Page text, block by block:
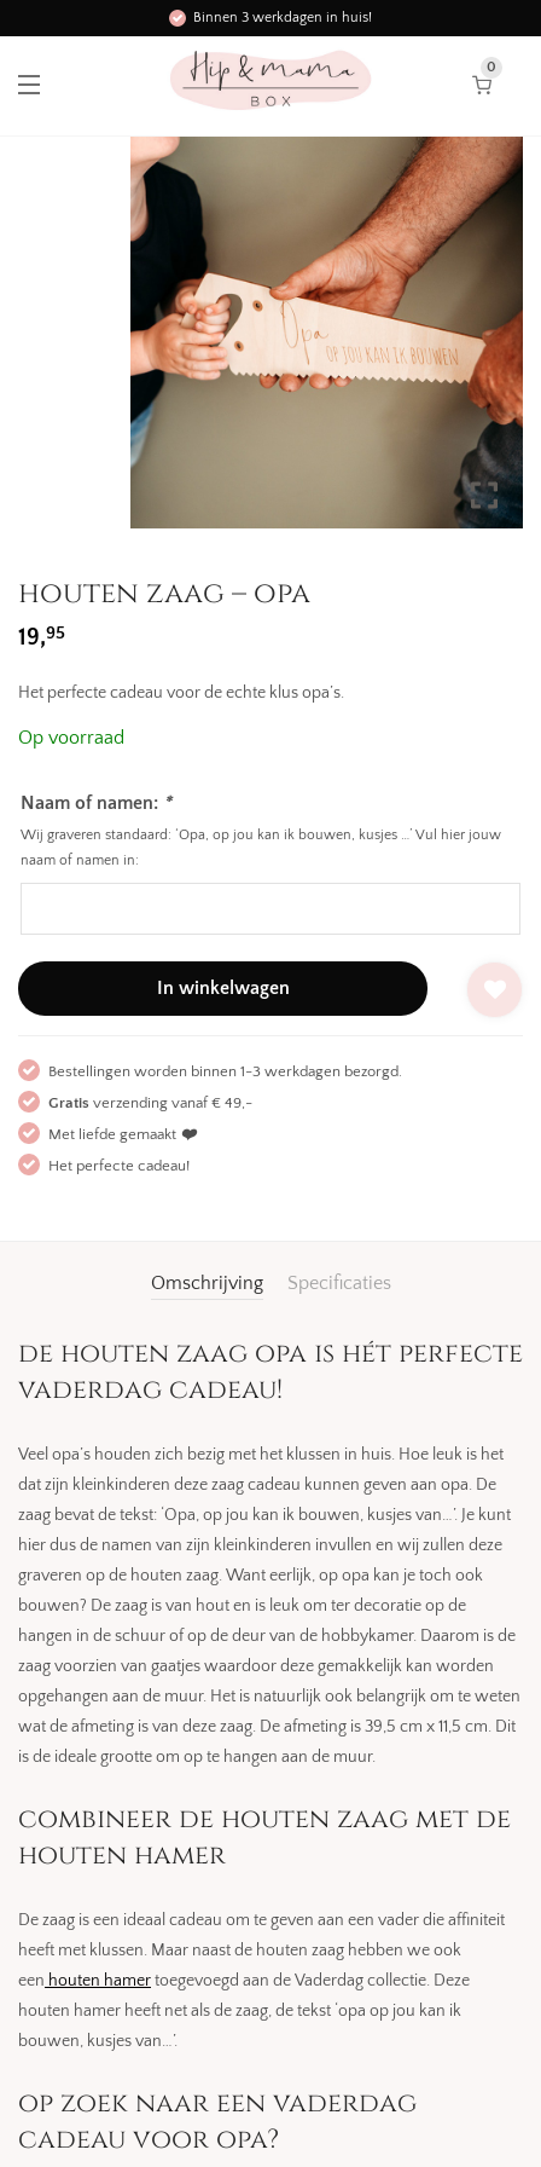
Binnen 3 werkdagen in huis!
0
houten zaag – opa
19,95
Het perfecte cadeau voor de echte klus opa’s.
Op voorraad
Naam of namen: *
Wij graveren standaard: ‘Opa, op jou kan ik bouwen, kusjes …’ Vul hier jouw
naam of namen in:
In winkelwagen
Bestellingen worden binnen 1-3 werkdagen bezorgd.
Gratis verzending vanaf € 49,-
Met liefde gemaakt ❤️
Het perfecte cadeau!
Omschrijving Specificaties
de houten zaag opa is hét perfecte
vaderdag cadeau!
Veel opa’s houden zich bezig met het klussen in huis. Hoe leuk is het
dat zijn kleinkinderen deze zaag cadeau kunnen geven aan opa. De
zaag bevat de tekst: ‘Opa, op jou kan ik bouwen, kusjes van…’. Je kunt
hier dus de namen van zijn kleinkinderen invullen en wij zullen deze
graveren op de houten zaag. Want eerlijk, op opa kan je toch ook
bouwen? De zaag is van hout en is leuk om ter decoratie op de
hangen in de schuur of op de deur van de hobbykamer. Daarom is de
zaag voorzien van gaatjes waardoor deze gemakkelijk kan worden
opgehangen aan de muur. Het is natuurlijk ook belangrijk om te weten
wat de afmeting is van deze zaag. De afmeting is 39,5 cm x 11,5 cm. Dit
is de ideale grootte om op te hangen aan de muur.
combineer de houten zaag met de
houten hamer
De zaag is een ideaal cadeau om te geven aan een vader die affiniteit
heeft met klussen. Maar naast de houten zaag hebben we ook
een houten hamertoegevoegd aan de Vaderdag collectie. Deze
houten hamer heeft net als de zaag, de tekst ‘opa op jou kan ik
bouwen, kusjes van…’.
op zoek naar een vaderdag
cadeau voor opa?